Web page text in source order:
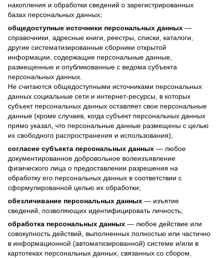
накопления и обработки сведений о зарегистрированных
базах персональных данных;
общедоступные источники персональных данных —
справочники, адресные книги, реестры, списки, каталоги,
другие систематизированные сборники открытой
информации, содержащие персональные данные,
размещенные и опубликованные с ведома субъекта
персональных данных.
Не считаются общедоступными источниками персональных
данных социальные сети и интернет-ресурсы, в которых
субъект персональных данных оставляет свои персональные
данные (кроме случаев, когда субъект персональных данных
прямо указал, что персональные данные размещены с целью
их свободного распространения и использования);
согласие субъекта персональных данных — любое
документированное добровольное волеизъявление
физического лица о предоставлении разрешения на
обработку его персональных данных в соответствии с
сформулированной целью их обработки;
обезличивание персональных данных — изъятие
сведений, позволяющих идентифицировать личность;
обработка персональных данных — любое действие или
совокупность действий, выполненных полностью или частично
в информационной (автоматизированной) системе и/или в
картотеках персональных данных, связанных со сбором,